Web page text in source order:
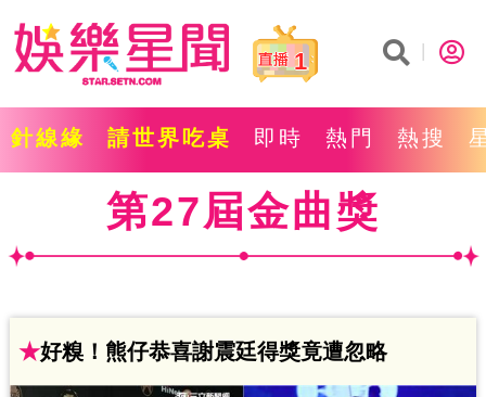
1
針線緣 請世界吃桌 即時 熱門 熱搜
第27屆金曲獎
★好糗！熊仔恭喜謝震廷得獎竟遭忽略